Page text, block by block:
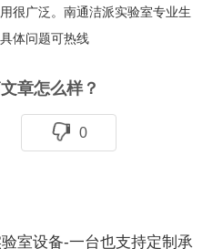
很广泛。南通洁派实验室专业生
体问题可热线
章怎么样？
0
室设备-一台也支持定制承